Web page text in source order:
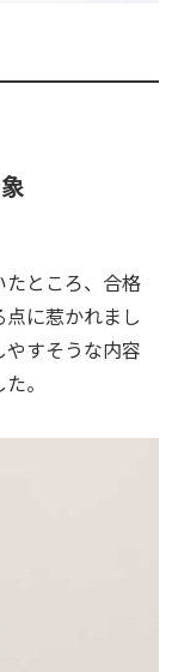
ところ、合格
に惹かれまし
すそうな内容
。